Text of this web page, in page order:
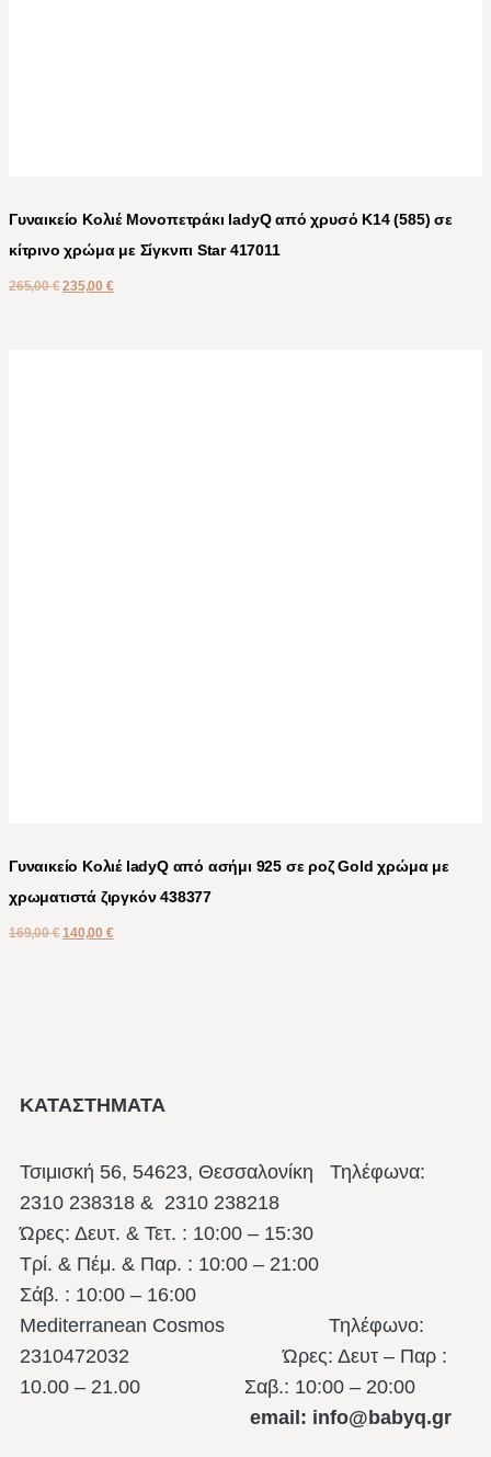
Γυναικείο Κολιέ Μονοπετράκι ladyQ από χρυσό Κ14 (585) σε
κίτρινο χρώμα με Σίγκνιτι Star 417011
265,00€ 235,00 €
Γυναικείο Κολιέ ladyQ από ασήμι 925 σε ροζ Gold χρώμα με
χρωματιστά ζιργκόν 438377
169,00€ 140,00 €
ΚΑΤΑΣΤΗΜΑΤΑ
Τσιμισκή 56, 54623, Θεσσαλονίκη Τηλέφωνα:
2310 238318 & 2310 238218
Ώρες: Δευτ. & Τετ. : 10:00 – 15:30
Τρί. & Πέμ. & Παρ. : 10:00 – 21:00
Σάβ. : 10:00 – 16:00
Mediterranean Cosmos Τηλέφωνο:
2310472032 Ώρες: Δευτ – Παρ :
10.00 – 21.00 Σαβ.: 10:00 – 20:00
email: info@babyq.gr